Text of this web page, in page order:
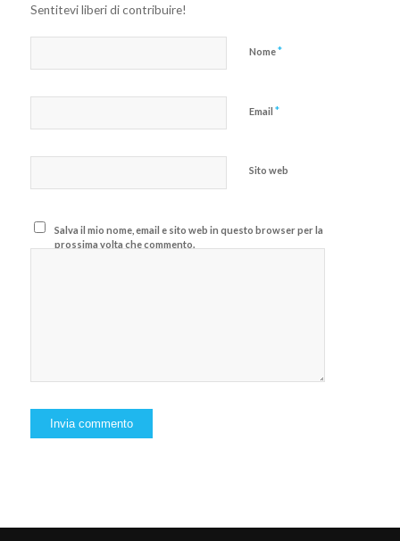
Sentitevi liberi di contribuire!
Nome*
Email *
Sito web
Salva il mio nome, email e sito web in questo browser per la
prossima volta che commento.